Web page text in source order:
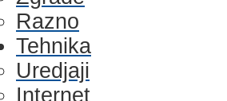
Razno
Tehnika
Uredjaji
Internet